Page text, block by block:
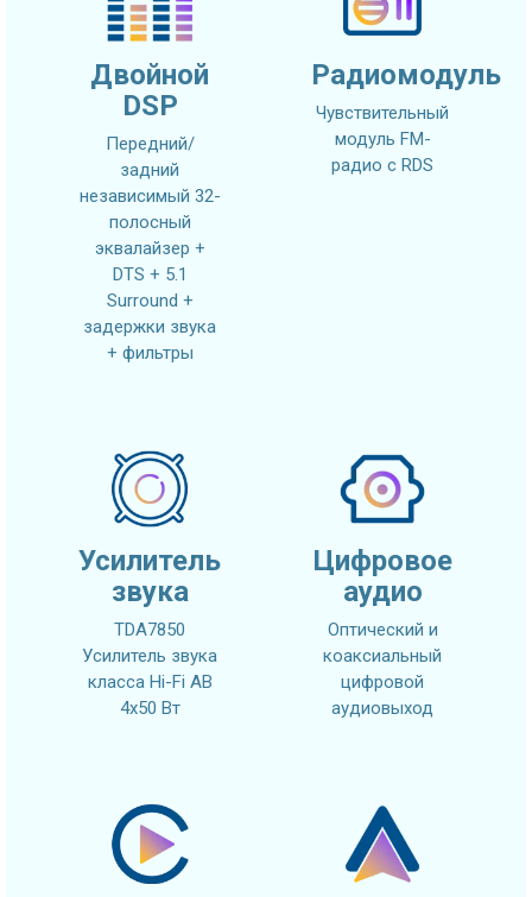
Двойной
DSP
Передний/
задний
независимый 32-
полосный
эквалайзер +
DTS + 5.1
Surround +
задержки звука
+ фильтры
Радиомодуль
Чувствительный
модуль FM-
радио с RDS
Усилитель
звука
TDA7850
Усилитель звука
класса Hi-Fi AB
4x50 Вт
Цифровое
аудио
Оптический и
коаксиальный
цифровой
аудиовыход